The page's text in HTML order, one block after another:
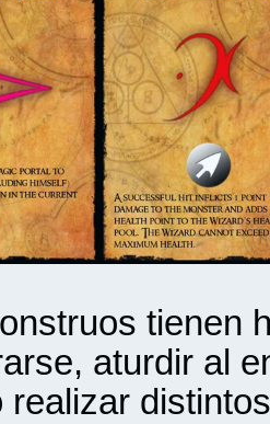
tienen
aturdir al
realizar